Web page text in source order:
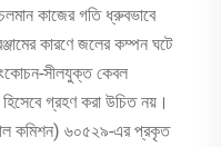
কাজের গতি ধ্রুবভাবে
কারণে জলের কম্পন ঘটে
সীলযুক্ত কেবল
গ্রহণ করা উচিত নয়।
কমিশন) ৬০৫২৯-এর প্রকৃত